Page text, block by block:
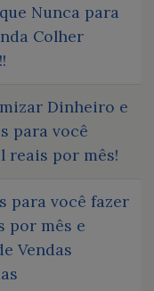
Nunca para
Colher
Dinheiro e
para você
reais por mês!
para você fazer
por mês e
Vendas